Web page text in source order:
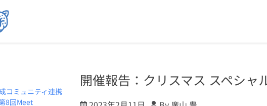
コミュニティ連携
8回Meet
開催報告：クリスマス スペシャ